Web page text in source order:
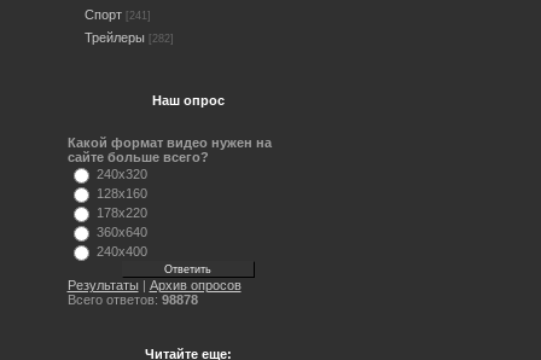
Спорт [241]
Трейлеры [282]
Наш опрос
Какой формат видео нужен на
сайте больше всего?
240x320
128x160
178x220
360x640
240x400
Результаты | Архив опросов
Всего ответов: 98878
Читайте еще: